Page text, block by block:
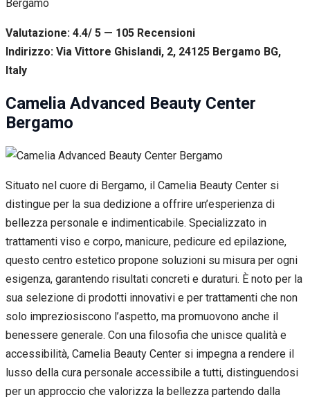
Valutazione: 4.4/ 5 — 105 Recensioni
Indirizzo: Via Vittore Ghislandi, 2, 24125 Bergamo BG,
Italy
Camelia Advanced Beauty Center
Bergamo
Situato nel cuore di Bergamo, il Camelia Beauty Center si
distingue per la sua dedizione a offrire un’esperienza di
bellezza personale e indimenticabile. Specializzato in
trattamenti viso e corpo, manicure, pedicure ed epilazione,
questo centro estetico propone soluzioni su misura per ogni
esigenza, garantendo risultati concreti e duraturi. È noto per la
sua selezione di prodotti innovativi e per trattamenti che non
solo impreziosiscono l’aspetto, ma promuovono anche il
benessere generale. Con una filosofia che unisce qualità e
accessibilità, Camelia Beauty Center si impegna a rendere il
lusso della cura personale accessibile a tutti, distinguendosi
per un approccio che valorizza la bellezza partendo dalla